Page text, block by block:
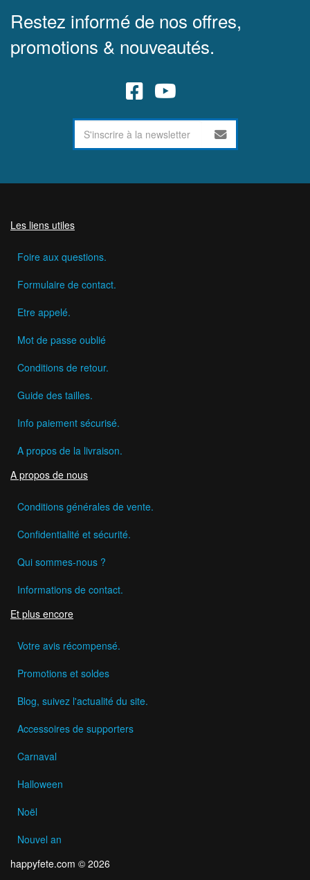
Restez informé de nos offres,
promotions & nouveautés.
Les liens utiles
Foire aux questions.
Formulaire de contact.
Etre appelé.
Mot de passe oublié
Conditions de retour.
Guide des tailles.
Info paiement sécurisé.
A propos de la livraison.
A propos de nous
Conditions générales de vente.
Confidentialité et sécurité.
Qui sommes-nous ?
Informations de contact.
Et plus encore
Votre avis récompensé.
Promotions et soldes
Blog, suivez l'actualité du site.
Accessoires de supporters
Carnaval
Halloween
Noël
Nouvel an
happyfete.com © 2026